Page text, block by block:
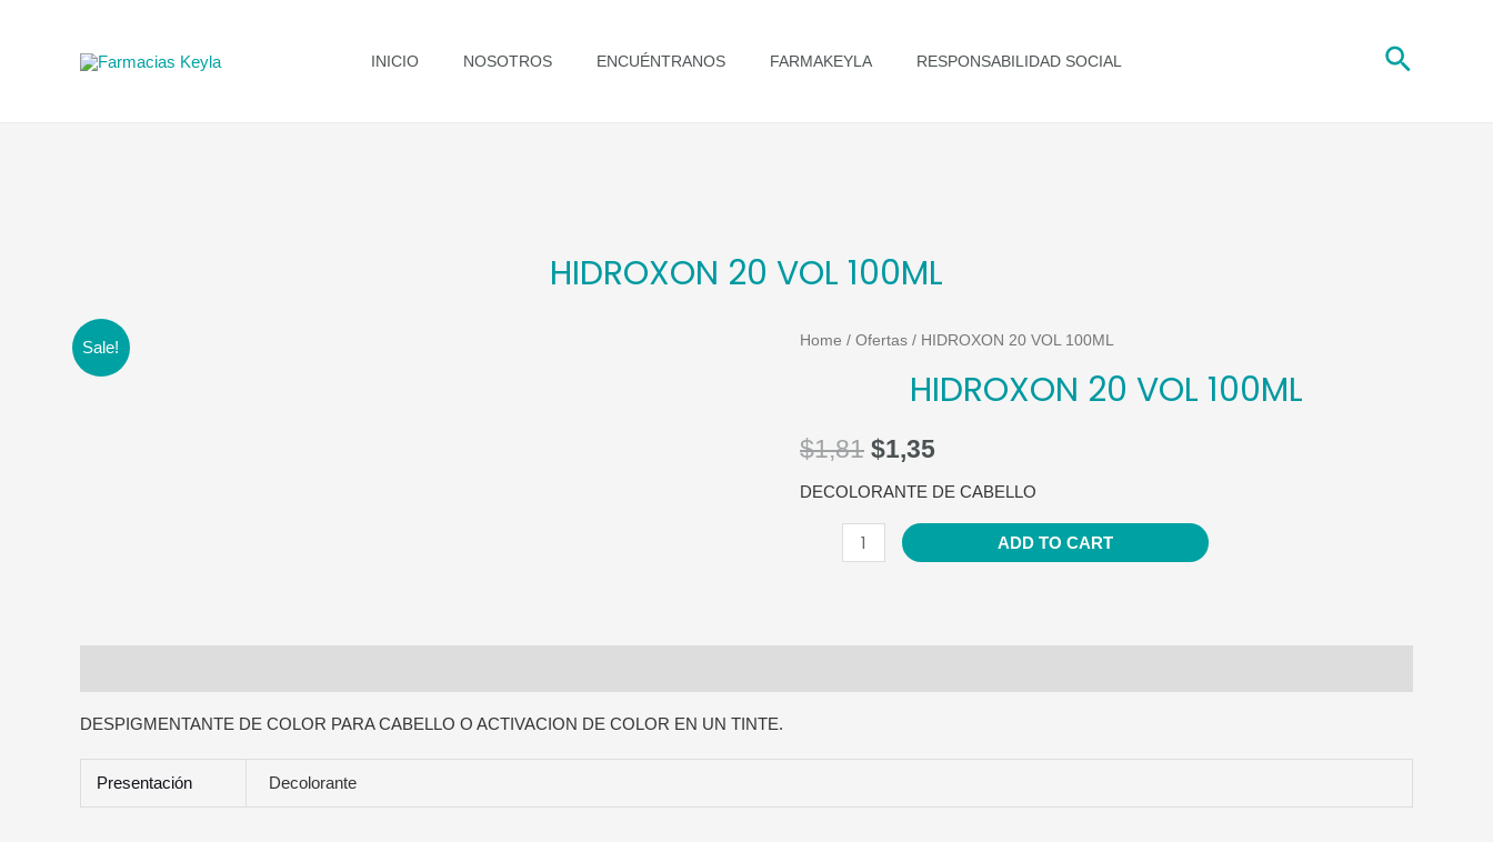
INICIO NOSOTROS ENCUÉNTRANOS FARMAKEYLA RESPONSABILIDAD SOCIAL Buscar
HIDROXON 20 VOL 100ML
Sale! Home / Ofertas / HIDROXON 20 VOL 100ML
HIDROXON 20 VOL 100ML
$1,81 $1,35
DECOLORANTE DE CABELLO
HIDROXON
ADD TO CART
DESPIGMENTANTE DE COLOR PARA CABELLO O ACTIVACION DE COLOR EN UN TINTE.
Presentación Decolorante